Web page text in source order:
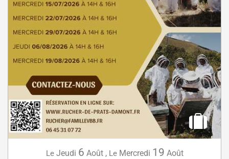
Le Jeudi 6 Août, Le Mercredi 19 Août